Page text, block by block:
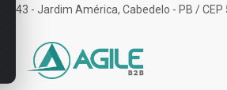
- Jardim América, Cabedelo - PB /